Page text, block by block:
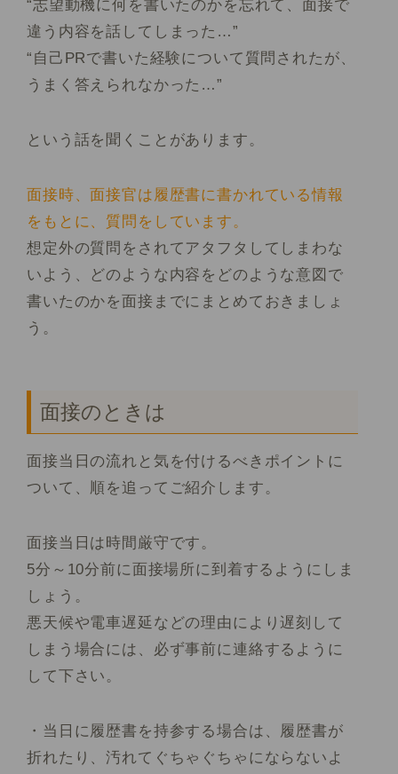
“志望動機に何を書いたのかを忘れて、面接で
違う内容を話してしまった…”
“自己PRで書いた経験について質問されたが、
うまく答えられなかった…”
という話を聞くことがあります。
面接時、面接官は履歴書に書かれている情報
をもとに、質問をしています。
想定外の質問をされてアタフタしてしまわな
いよう、どのような内容をどのような意図で
書いたのかを面接までにまとめておきましょ
う。
面接のときは
面接当日の流れと気を付けるべきポイントに
ついて、順を追ってご紹介します。
面接当日は時間厳守です。
5分～10分前に面接場所に到着するようにしま
しょう。
悪天候や電車遅延などの理由により遅刻して
しまう場合には、必ず事前に連絡するように
して下さい。
・当日に履歴書を持参する場合は、履歴書が
折れたり、汚れてぐちゃぐちゃにならないよ